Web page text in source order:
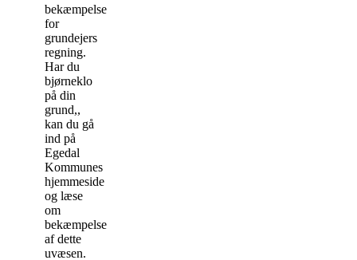
bekæmpelse
for
grundejers
regning.
Har du
bjørneklo
på din
grund,,
kan du gå
ind på
Egedal
Kommunes
hjemmeside
og læse
om
bekæmpelse
af dette
uvæsen.